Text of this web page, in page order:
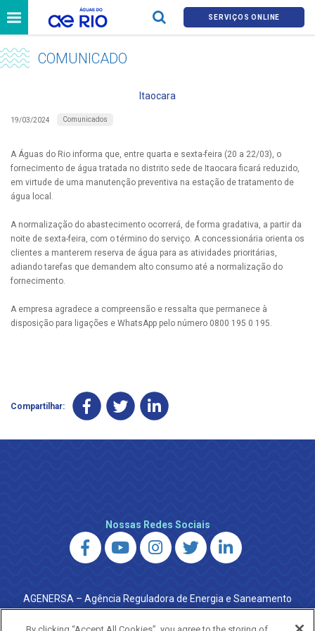
SERVIÇOS ONLINE
COMUNICADO
Itaocara
19/03/2024 Comunicados
A Águas do Rio informa que, entre quarta e sexta-feira (20 a 22/03), o
fornecimento de água tratada no distrito sede de Itaocara ficará reduzido,
em virtude de uma manutenção preventiva na estação de tratamento de
água local.
A normalização do abastecimento ocorrerá, de forma gradativa, a partir da
noite de sexta-feira, com o término do serviço. A concessionária orienta os
clientes a manterem reserva de água para as atividades prioritárias,
adiando tarefas que demandem alto consumo até a normalização do
fornecimento.
A empresa agradece a compreensão e ressalta que permanece à
disposição para ligações e WhatsApp pelo número 0800 195 0 195.
Compartilhar:
Nossas Redes Sociais
AGENERSA – Agência Reguladora de Energia e Saneamento
do Estado do Rio de Janeiro
0800 024 9040 · (21) 2332-6457 (WhatsApp) ·